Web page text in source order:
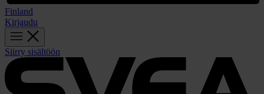
Finland
Kirjaudu
Siirry sisältöön